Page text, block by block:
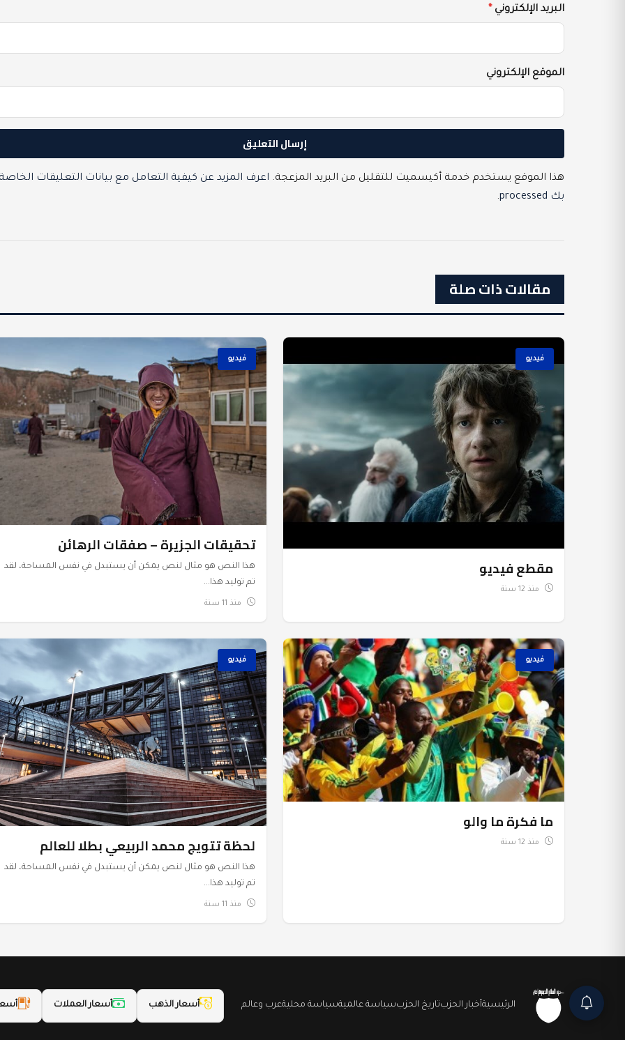
البريد الإلكتروني *
الموقع الإلكتروني
هذا الموقع يستخدم خدمة أكيسميت للتقليل من البريد المزعجة. اعرف المزيد عن كيفية التعامل مع بيانات التعليقات
بك processed
.
مقالات ذات صلة
فيديو
مقطع فيديو
منذ 12 سنة
فيديو
تحقيقات الجزيرة – صفقات الرهائن
هذا النص هو مثال لنص يمكن أن يستبدل في نفس المساحة، لقد
تم توليد هذا...
منذ 11 سنة
فيديو
ما فكرة ما والو
منذ 12 سنة
فيديو
لحظة تتويج محمد الربيعي بطلا للعالم
هذا النص هو مثال لنص يمكن أن يستبدل في نفس المساحة، لقد
تم توليد هذا...
منذ 11 سنة
الرئيسيةأخبار الحزبتاريخ الحزبسياسة عالميةسياسة محليةعرب وعالم أسعار الذهب أسعار العملات